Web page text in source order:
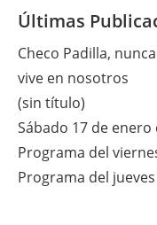
Últimas
Checo Padilla,
vive en nosotros
(sin título)
Sábado 17 de enero
Programa del
Programa del